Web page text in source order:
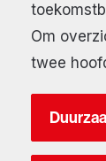
Om
twee